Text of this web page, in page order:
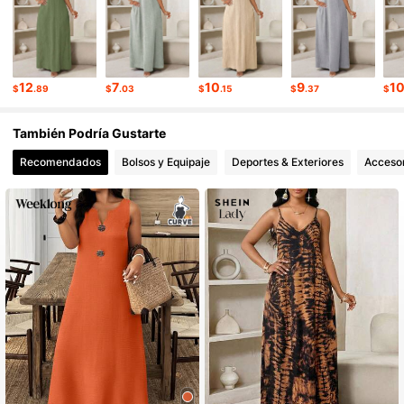
4.82 602K Seguidores
$12.89 $7.03 $10.15 $9.37 $
También Podría Gustarte
Recomendados Bolsos y Equipaje Deportes & Exteriores